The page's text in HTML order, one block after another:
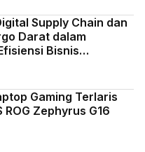
Supply Chain dan
Darat dalam
Bisnis
Gaming Terlaris
ROG Zephyrus G16